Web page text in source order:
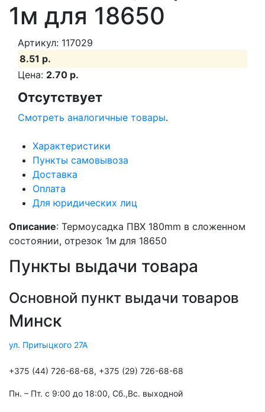
1м для 18650
Артикул: 117029
8.51 р.
Цена: 2.70 р.
Отсутствует
Смотреть аналогичные товары.
Характеристики
Пункты самовывоза
Доставка
Оплата
Для юридических лиц
Описание: Термоусадка ПВХ 180mm в сложенном
состоянии, отрезок 1м для 18650
Пункты выдачи товара
Основной пункт выдачи товаров
Минск
ул. Притыцкого 27А
+375 (44) 726-68-68, +375 (29) 726-68-68
Пн. – Пт. с 9:00 до 18:00, Cб.,Вс. выходной